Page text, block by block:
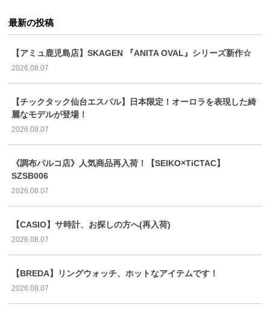
最新の投稿
【アミュ鹿児島店】SKAGEN 『ANITA OVAL』シリーズ新作☆
2026.08.07
【チックタック仙台エスパル】日本限定！オーロラを表現した綺
麗なモデルが登場！
2026.08.07
《調布パルコ店》人気商品再入荷！【SEIKO×TiCTAC】
SZSB006
2026.08.07
【CASIO】サ時計、お探しの方へ(再入荷)
2026.08.07
【BREDA】リングウォッチ、ホットなアイテムです！
2026.08.07